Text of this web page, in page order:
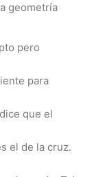
geometría
pero
para
que el
el de la cruz.